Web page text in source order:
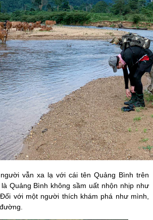
vẫn xa lạ với cái tên Quảng Bình trên
Quảng Bình không sầm uất nhộn nhịp như
với một người thích khám phá như mình,